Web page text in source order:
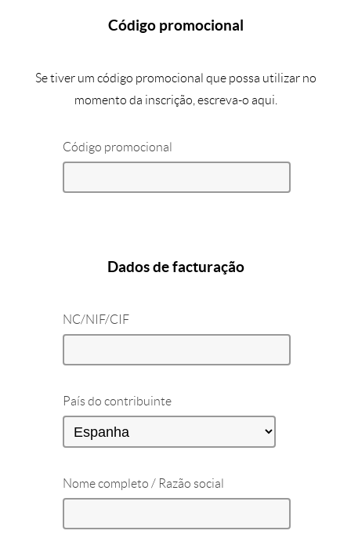
Código promocional
Se tiver um código promocional que possa utilizar no
momento da inscrição, escreva-o aqui.
Código promocional
Dados de facturação
NC/NIF/CIF
País do contribuinte
Nome completo / Razão social